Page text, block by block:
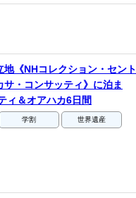
《NHコレクション・セント
・コンサッティ》に泊ま
ィ＆オアハカ6日間
学割 世界遺産